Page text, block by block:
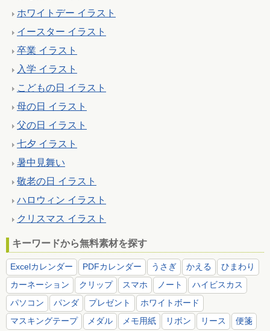
ホワイトデー イラスト
イースター イラスト
卒業 イラスト
入学 イラスト
こどもの日 イラスト
母の日 イラスト
父の日 イラスト
七夕 イラスト
暑中見舞い
敬老の日 イラスト
ハロウィン イラスト
クリスマス イラスト
キーワードから無料素材を探す
Excelカレンダー PDFカレンダー うさぎ かえる
ひまわり
カーネーション
クリップ スマホ ノート
ハイビスカス
パソコン
パンダ プレゼント
ホワイトボード
マスキングテープ
メダル メモ用紙 リボン リース 便箋